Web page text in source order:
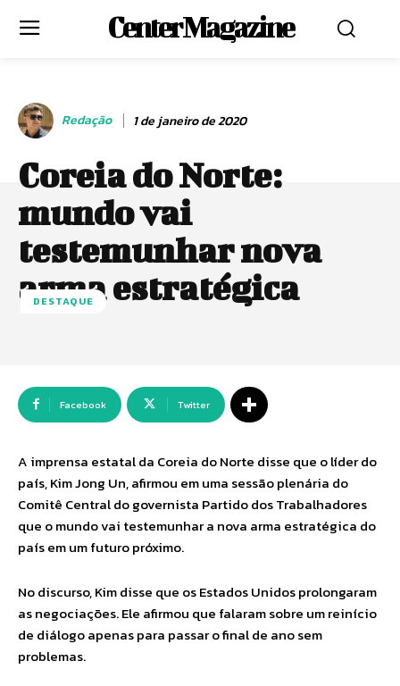
Center Magazine
Redação 1 de janeiro de 2020
Coreia do Norte:
mundo vai
testemunhar nova
arma estratégica
DESTAQUE
Facebook Twitter
A imprensa estatal da Coreia do Norte disse que o líder do
país, Kim Jong Un, afirmou em uma sessão plenária do
Comitê Central do governista Partido dos Trabalhadores
que o mundo vai testemunhar a nova arma estratégica do
país em um futuro próximo.
No discurso, Kim disse que os Estados Unidos prolongaram
as negociações. Ele afirmou que falaram sobre um reinício
de diálogo apenas para passar o final de ano sem
problemas.